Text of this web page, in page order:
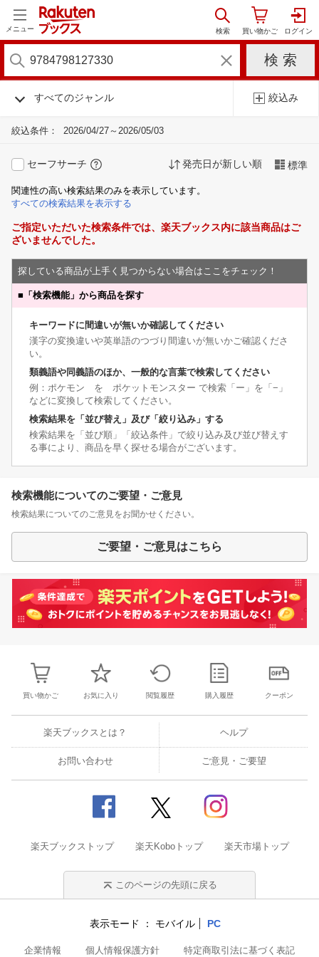
メニュー
すべてのジャンル 絞込み
絞込条件： 2026/04/27～2026/05/03
セーフサーチ 発売日が新しい順 標準
関連性の高い検索結果のみを表示しています。
すべての検索結果を表示する
ご指定いただいた検索条件では、楽天ブックス内に該当商品はご
ざいませんでした。
探している商品が上手く見つからない場合はここをチェック！
■ 「検索機能」から商品を探す
キーワードに間違いが無いか確認してください
漢字の変換違いや英単語のつづり間違いが無いかご確認くださ
い。
類義語や同義語のほか、一般的な言葉で検索してください
例：ポケモン を ポケットモンスター で検索「ー」を「−」
などに変換して検索してください。
検索結果を「並び替え」及び「絞り込み」する
検索結果を「並び順」「絞込条件」で絞り込み及び並び替えす
る事により、商品を早く探せる場合がございます。
検索機能についてのご要望・ご意見
検索結果についてのご意見をお聞かせください。
ご要望・ご意見はこちら
買い物かご お気に入り 閲覧履歴 購入履歴 クーポン
楽天ブックスとは？ ヘルプ
お問い合わせ ご意見・ご要望
楽天ブックストップ 楽天Koboトップ 楽天市場トップ
このページの先頭に戻る
表示モード モバイル PC
企業情報 個人情報保護方針 特定商取引法に基づく表記